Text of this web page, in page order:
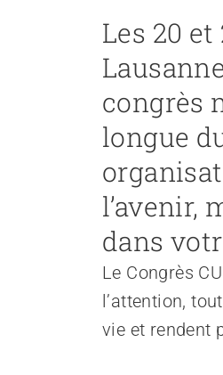
Organiser le travail et
Gérer l'entreprise et appliquer
Garantir la sécurité
Régler le financement
Développer des offres
Promouvoir des offres
Promouvoir la durabilité
Organiser des achats
Favoriser l'intégration
Travailler avec les proches
Accompagner la fin de vie
Organiser les transitions
Les 20
congrès
longue
l’avenir,
dans
Le Congrès
l’attention,
vie et rendent